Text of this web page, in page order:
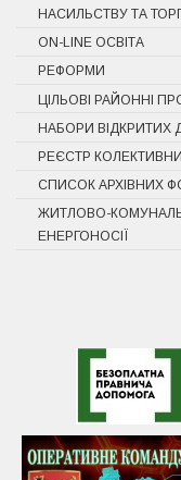
НАСИЛЬСТВУ ТА
ON-LINE ОСВІТА
РЕФОРМИ
ЦІЛЬОВІ РАЙОННІ
НАБОРИ ВІДКРИТИХ
РЕЄСТР
СПИСОК АРХІВНИХ
ЖИТЛОВО-
ЕНЕРГОНОСІЇ